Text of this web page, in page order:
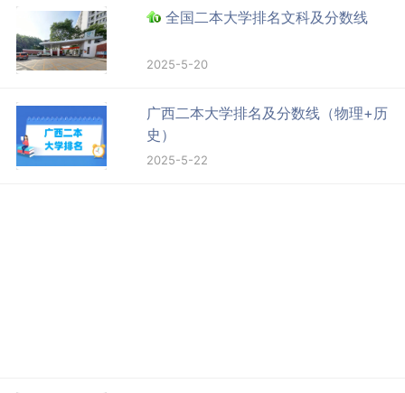
全国二本大学排名文科及分数线
2025-5-20
广西二本大学排名及分数线（物理+历
史）
2025-5-22